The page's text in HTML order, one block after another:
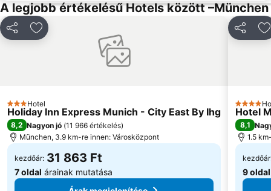
Moosfeld Metro Station
Neuperlach Süd Metro Station
Lake Ammersee
A legjobb értékelésű Hotels között –München
MegosztásHozzáadás a kedvencekhez
3 Kategória
Hotel
Holiday Inn Express Munich - City East By Ihg
8,2 Nagyon jó (11 966 értékelés)
München, 3.9 km-re innen: Városközpont
kezdőár: 31 863 Ft
7 oldal árainak mutatása
4
Hotel
8,1
1.5
9 oldal